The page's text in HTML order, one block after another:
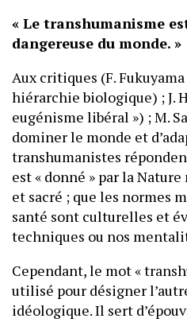
« Le transhumanisme
dangereuse du monde. »
Aux critiques (F.
hiérarchie biologique) ; J.
eugénisme libéral ») ; M.
dominer le monde et
transhumanistes
est « donné » par la
et sacré ; que les normes
santé sont culturelles et
techniques ou nos
Cependant, le mot «
utilisé pour désigner
idéologique. Il sert